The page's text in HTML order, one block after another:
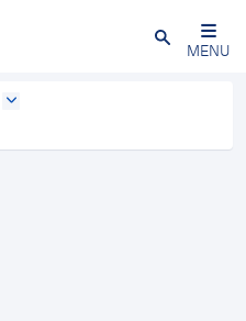
Schließen
MENU